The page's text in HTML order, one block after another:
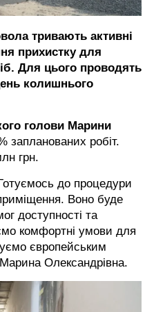
тривають активні
прихистку для
Для цього проводять
колишнього
голови Марини
запланованих робіт.
грн.
до процедури
Воно буде
доступності та
комфортні умови для
європейським
Олександрівна.